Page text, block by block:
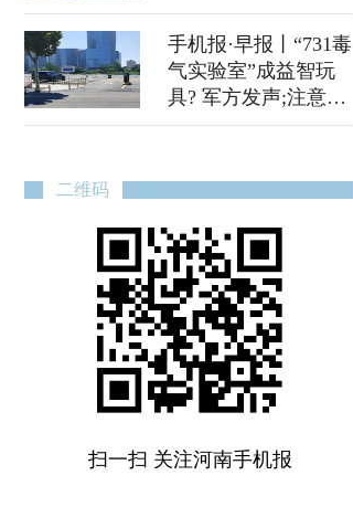
南多家景区已约满
手机报·早报丨“731毒
气实验室”成益智玩
具? 军方发声;注意！
郑州今晚临时交通管
二维码
扫一扫 关注河南手机报